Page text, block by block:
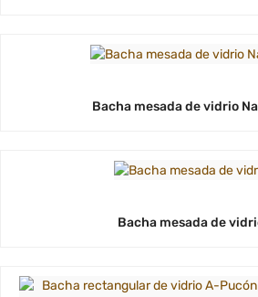
Bacha mesada de vidrio
Bacha mesada de